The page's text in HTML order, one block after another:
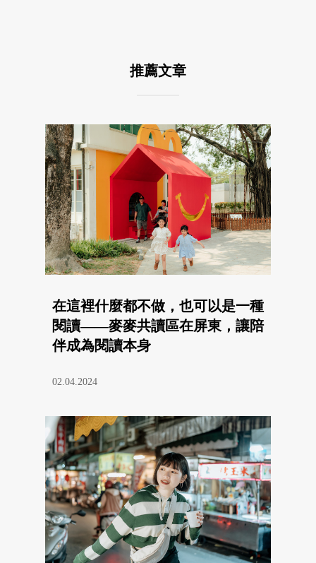
推薦文章
在這裡什麼都不做，也可以是一種
閱讀——麥麥共讀區在屏東，讓陪
伴成為閱讀本身
02.04.2024